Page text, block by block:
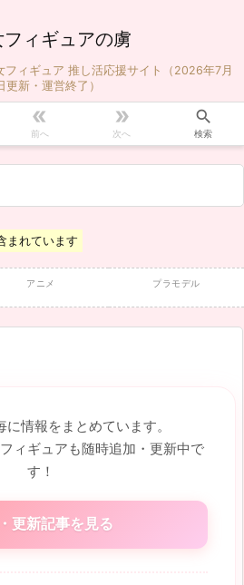
フィギュアの虜
ィギュア 推し活応援サイト（2026年7月
更新・運営終了）

前へ

次へ

検索
まれています
アニメ プラモデル
に情報をまとめています。
ィギュアも随時追加・更新中で
す！
更新記事を見る